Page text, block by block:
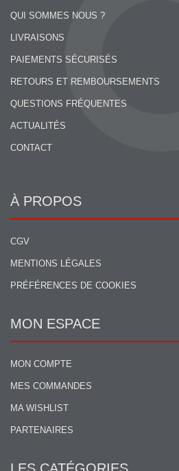
QUI SOMMES NOUS ?
LIVRAISONS
PAIEMENTS SÉCURISÉS
RETOURS ET REMBOURSEMENTS
QUESTIONS FRÉQUENTES
ACTUALITÉS
CONTACT
À PROPOS
CGV
MENTIONS LÉGALES
PRÉFÉRENCES DE COOKIES
MON ESPACE
MON COMPTE
MES COMMANDES
MA WISHLIST
PARTENAIRES